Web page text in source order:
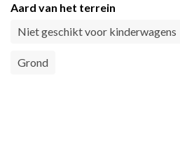
Aard van het terrein
Niet geschikt voor kinderwagens
Grond